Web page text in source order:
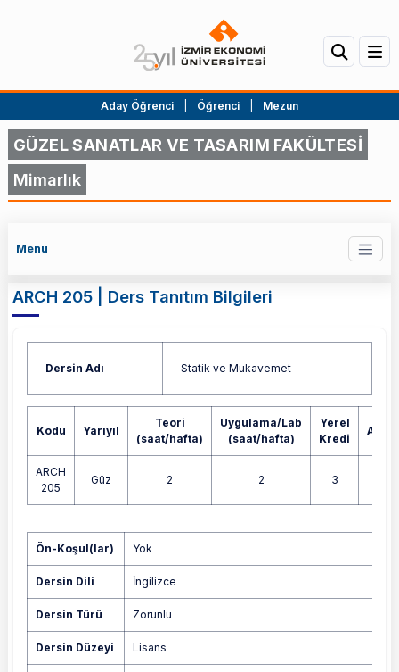
Aday Öğrenci Öğrenci Mezun
GÜZEL SANATLAR VE TASARIM FAKÜLTESİ
Mimarlık
Menu
ARCH 205 | Ders Tanıtım Bilgileri
Dersin Adı Statik ve Mukavemet
Kodu Yarıyıl
Teori
(saat/hafta)
Uygulama/Lab
(saat/hafta)
Yerel
Kredi
AKTS
ARCH
205
Güz 2 2 3
Yok
Ön-Koşul(lar) Yok
Dersin Dili İngilizce
Dersin Türü Zorunlu
Dersin Düzeyi Lisans